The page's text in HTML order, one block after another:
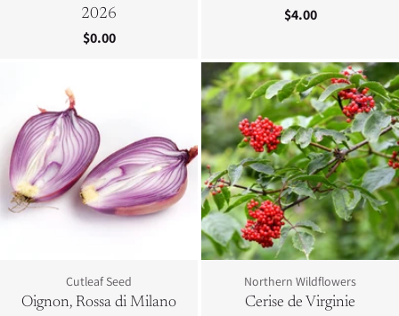
2026
$0.00
$4.00
Cutleaf Seed
Oignon, Rossa di Milano
Northern Wildflowers
Cerise de Virginie